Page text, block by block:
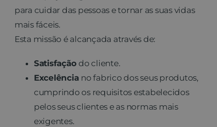
para cuidar das pessoas e tornar as suas vidas
mais fáceis.
Esta missão é alcançada através de:
Satisfação do cliente.
Excelência no fabrico dos seus produtos,
cumprindo os requisitos estabelecidos
pelos seus clientes e as normas mais
exigentes.